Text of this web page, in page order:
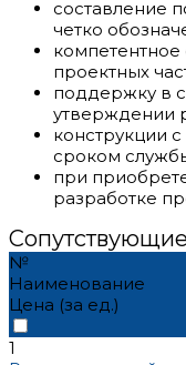
составление
четко
проектных
поддержку в
утверждении
конструкции
сроком
при
разработке
№
Наименование
Цена (за ед.)
1